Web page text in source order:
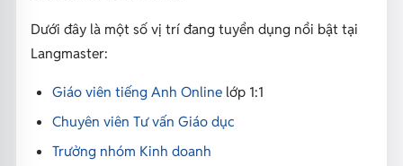
Dưới đây là một số vị trí đang tuyển dụng nổi bật tại
Langmaster:
Giáo viên tiếng Anh Onlinelớp 1:1
Chuyên viên Tư vấn Giáo dục
Trưởng nhóm Kinh doanh